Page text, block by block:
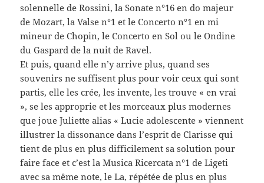
solennelle de Rossini, la Sonate n°16 en do majeur
de Mozart, la Valse n°1 et le Concerto n°1 en mi
mineur de Chopin, le Concerto en Sol ou le Ondine
du Gaspard de la nuit de Ravel.
Et puis, quand elle n’y arrive plus, quand ses
souvenirs ne suffisent plus pour voir ceux qui sont
partis, elle les crée, les invente, les trouve « en vrai
», se les approprie et les morceaux plus modernes
que joue Juliette alias « Lucie adolescente » viennent
illustrer la dissonance dans l’esprit de Clarisse qui
tient de plus en plus difficilement sa solution pour
faire face et c’est la Musica Ricercata n°1 de Ligeti
avec sa même note, le La, répétée de plus en plus